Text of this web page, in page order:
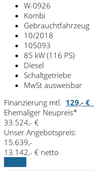
W-0926
Kombi
Gebrauchtfahrzeug
10/2018
105093
85 kW (116 PS)
Diesel
Schaltgetriebe
MwSt ausweisbar
Finanzierung mtl. 129,- €
Ehemaliger Neupreis*
33.524,- €
Unser Angebotspreis:
15.639,-
13.142,- € netto